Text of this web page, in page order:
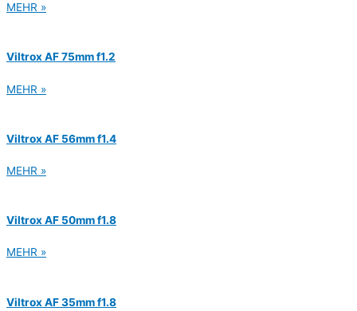
MEHR »
Viltrox AF 75mm f1.2
MEHR »
Viltrox AF 56mm f1.4
MEHR »
Viltrox AF 50mm f1.8
MEHR »
Viltrox AF 35mm f1.8